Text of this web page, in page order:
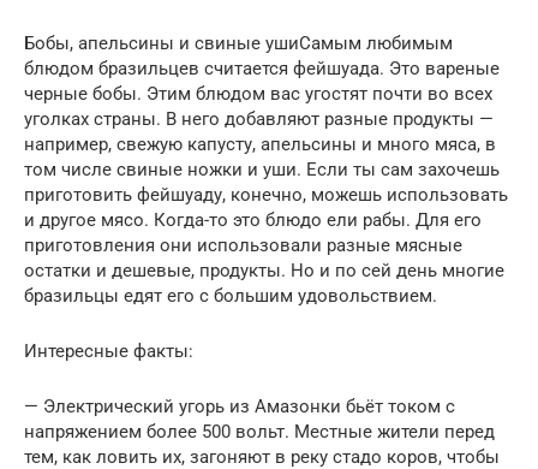
Бобы, апельсины и свиные ушиСамым любимым
блюдом бразильцев считается фейшуада. Это вареные
черные бобы. Этим блюдом вас угостят почти во всех
уголках страны. В него добавляют разные продукты —
например, свежую капусту, апельсины и много мяса, в
том числе свиные ножки и уши. Если ты сам захочешь
приготовить фейшуаду, конечно, можешь использовать
и другое мясо. Когда-то это блюдо ели рабы. Для его
приготовления они использовали разные мясные
остатки и дешевые, продукты. Но и по сей день многие
бразильцы едят его с большим удовольствием.
Интересные факты:
— Электрический угорь из Амазонки бьёт током с
напряжением более 500 вольт. Местные жители перед
тем, как ловить их, загоняют в реку стадо коров, чтобы